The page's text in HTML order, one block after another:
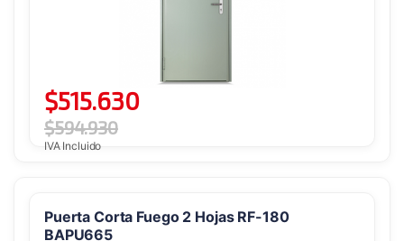
$515.630
$594.930
IVA Incluido
Puerta Corta Fuego 2 Hojas RF-180
BAPU665